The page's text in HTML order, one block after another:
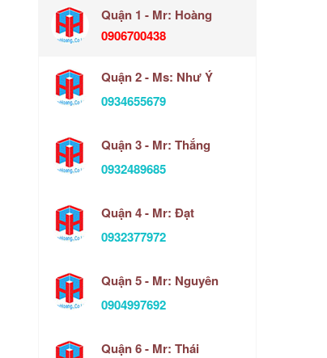
Quận 1 - Mr: Hoàng
0906700438
Quận 2 - Ms: Như Ý
0934655679
Quận 3 - Mr: Thắng
0932489685
Quận 4 - Mr: Đạt
0932377972
Quận 5 - Mr: Nguyên
0904997692
Quận 6 - Mr: Thái